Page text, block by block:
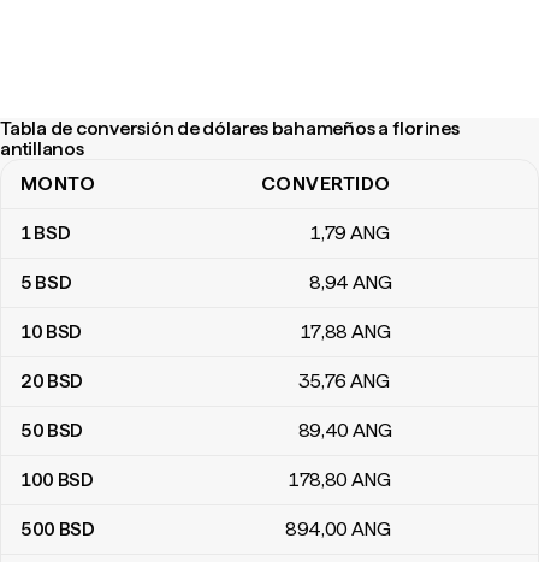
Tabla de conversión de dólares bahameños a florines
antillanos
Tabla de conversión de dólares bahameños a florines antillanos
MONTO CONVERTIDO
1BSD 1,79 ANG
5 BSD 8,94 ANG
10 BSD 17,88 ANG
20 BSD 35,76 ANG
50 BSD 89,40 ANG
100 BSD 178,80 ANG
500 BSD 894,00 ANG